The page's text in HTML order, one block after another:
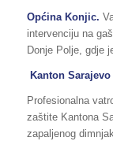
Općina Konjic.
intervenciju na
Donje Polje, gdje
Kanton Sarajevo
Profesionalna
zaštite Kantona
zapaljenog